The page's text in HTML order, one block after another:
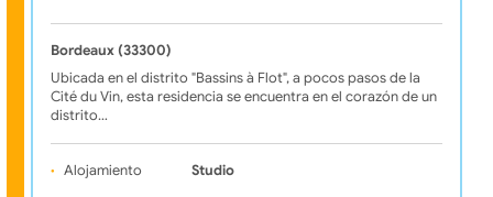
Bordeaux (33300)
Ubicada en el distrito "Bassins à Flot", a pocos pasos de la
Cité du Vin, esta residencia se encuentra en el corazón de un
distrito…
Alojamiento Studio